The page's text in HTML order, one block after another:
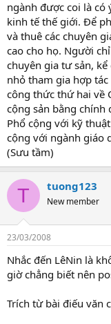
ngành được coi là
kinh tế thế giới. Để
và thuê các chuyên
cao cho họ. Người
chuyên gia tư sản,
nhỏ tham gia hợp tác
công thức thứ hai về
cộng sản bằng chính
Phổ cộng với kỹ
cộng với ngành giáo
(Sưu tầm)
T tuong123
New member
23/03/2008
Nhắc đến LêNin là
giờ chẳng biết nên
Trích từ bài điếu văn